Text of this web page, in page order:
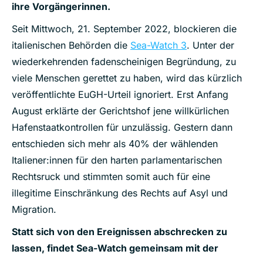
ihre Vorgängerinnen.
Seit Mittwoch, 21. September 2022, blockieren die
italienischen Behörden die Sea-Watch 3. Unter der
wiederkehrenden fadenscheinigen Begründung, zu
viele Menschen gerettet zu haben, wird das kürzlich
veröffentlichte EuGH-Urteil ignoriert. Erst Anfang
August erklärte der Gerichtshof jene willkürlichen
Hafenstaatkontrollen für unzulässig. Gestern dann
entschieden sich mehr als 40% der wählenden
Italiener:innen für den harten parlamentarischen
Rechtsruck und stimmten somit auch für eine
illegitime Einschränkung des Rechts auf Asyl und
Migration.
Statt sich von den Ereignissen abschrecken zu
lassen, findet Sea-Watch gemeinsam mit der